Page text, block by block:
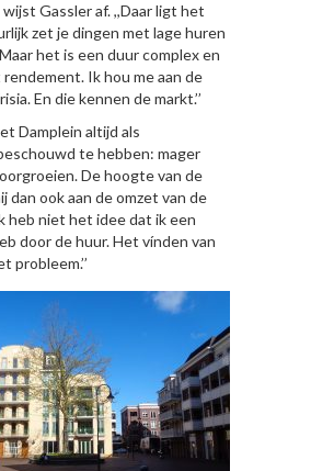
Gassler af. ,,Daar ligt het
zet je dingen met lage huren
het is een duur complex en
Ik hou me aan de
En die kennen de markt.’’
Damplein altijd als
te hebben: mager
De hoogte van de
dan ook aan de omzet van de
heb niet het idee dat ik een
door de huur. Het vínden van
probleem.’’